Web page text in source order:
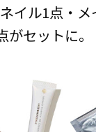
イル1点・
セットに。